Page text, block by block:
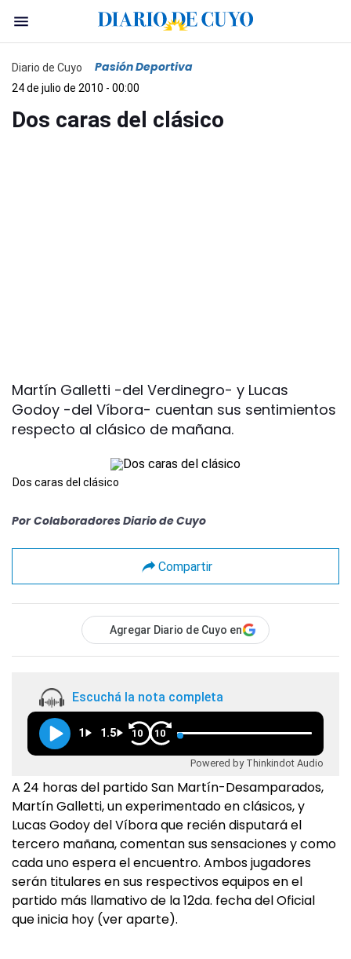
Diario de Cuyo Pasión Deportiva
24 de julio de 2010 - 00:00
Dos caras del clásico
Martín Galletti -del Verdinegro- y Lucas
Godoy -del Víbora- cuentan sus sentimientos
respecto al clásico de mañana.
Dos caras del clásico
Por Colaboradores Diario de Cuyo
Compartir
Agregar Diario de Cuyo en
Escuchá la nota completa
1 1.5 10 10
Powered by Thinkindot Audio
A 24 horas del partido San Martín-Desamparados,
Martín Galletti, un experimentado en clásicos, y
Lucas Godoy del Víbora que recién disputará el
tercero mañana, comentan sus sensaciones y como
cada uno espera el encuentro. Ambos jugadores
serán titulares en sus respectivos equipos en el
partido más llamativo de la 12da. fecha del Oficial
que inicia hoy (ver aparte).